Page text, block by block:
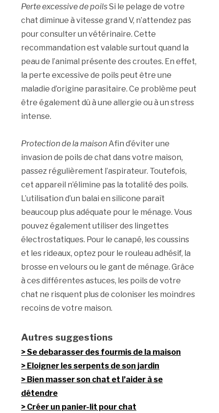
Perte excessive de poilsSi le pelage de votre
chat diminue à vitesse grand V, n’attendez pas
pour consulter un vétérinaire. Cette
recommandation est valable surtout quand la
peau de l’animal présente des croutes. En effet,
la perte excessive de poils peut être une
maladie d’origine parasitaire. Ce problème peut
être également dû à une allergie ou à un stress
intense.
Protection de la maisonAfin d’éviter une
invasion de poils de chat dans votre maison,
passez régulièrement l’aspirateur. Toutefois,
cet appareil n’élimine pas la totalité des poils.
L’utilisation d’un balai en silicone paraît
beaucoup plus adéquate pour le ménage. Vous
pouvez également utiliser des lingettes
électrostatiques. Pour le canapé, les coussins
et les rideaux, optez pour le rouleau adhésif, la
brosse en velours ou le gant de ménage. Grâce
à ces différentes astuces, les poils de votre
chat ne risquent plus de coloniser les moindres
recoins de votre maison.
Autres suggestions
Se debarasser des fourmis de la maison
Eloigner les serpents de son jardin
Bien masser son chat et l’aider à se
détendre
Créer un panier-lit pour chat